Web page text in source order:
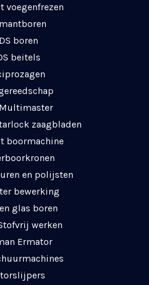
voegenfrezen
boren
beitels
zaagbladen
boormachine
en polijsten
bewerking
glas boren
werken
Ermator